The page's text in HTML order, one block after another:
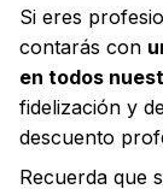
Si eres
contarás con
en todos
fidelización y
descuento
Recuerda que